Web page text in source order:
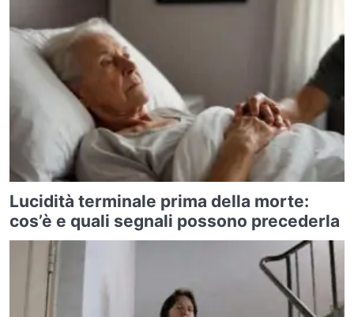
Lucidità terminale prima della morte:
cos’è e quali segnali possono precederla